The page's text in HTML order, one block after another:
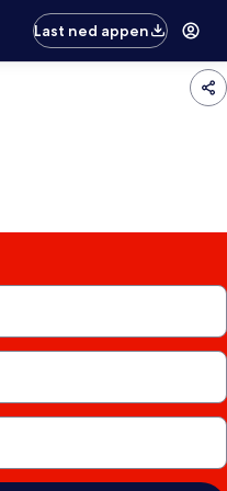
Last ned appen